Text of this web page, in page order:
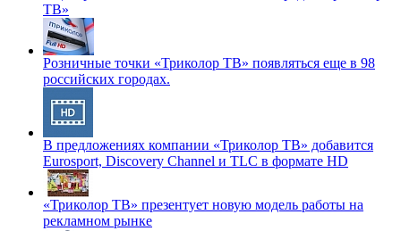
ТВ»
Розничные точки «Триколор ТВ» появляться еще в 98
российских городах.
В предложениях компании «Триколор ТВ» добавится
Eurosport, Discovery Channel и TLC в формате HD
«Триколор ТВ» презентует новую модель работы на
рекламном рынке